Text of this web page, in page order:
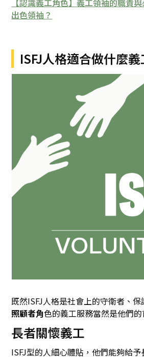
【認識義工角色】義工領袖的職責
出色領袖？
ISFJ人格適合做什麼義
既然ISFJ人格是社會上的守衛者、
照顧者角色的義工服務當然是他們的
長者關懷義工
ISFJ型的人細心體貼，他們能夠給